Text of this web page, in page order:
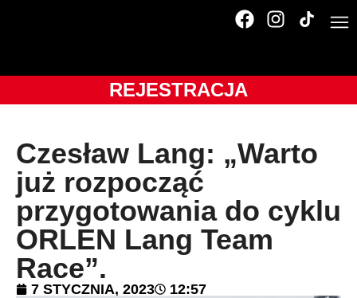
REJESTRACJA
Czesław Lang: „Warto
już rozpocząć
przygotowania do cyklu
ORLEN Lang Team
Race”.
7 STYCZNIA, 2023 12:57